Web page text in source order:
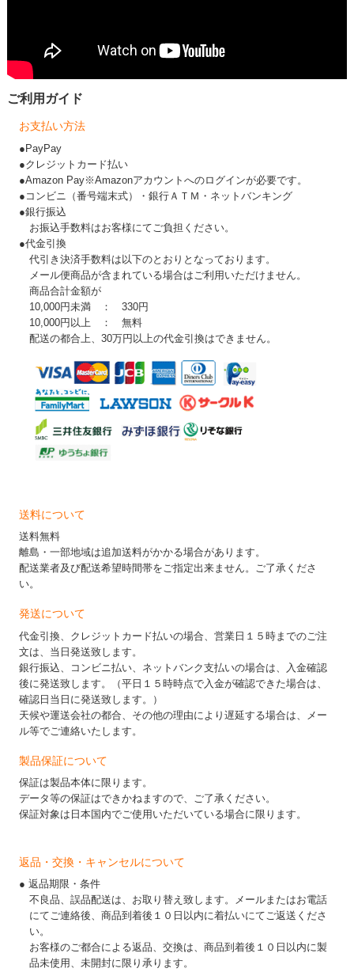
ご利用ガイド
お支払い方法
●PayPay
●クレジットカード払い
●Amazon Pay※Amazonアカウントへのログインが必要です。
●コンビニ（番号端末式）・銀行ＡＴＭ・ネットバンキング
●銀行振込
お振込手数料はお客様にてご負担ください。
●代金引換
代引き決済手数料は以下のとおりとなっております。
メール便商品が含まれている場合はご利用いただけません。
商品合計金額が
10,000円未満 ： 330円
10,000円以上 ： 無料
配送の都合上、30万円以上の代金引換はできません。
送料について
送料無料
離島・一部地域は追加送料がかかる場合があります。
配送業者及び配送希望時間帯をご指定出来ません。ご了承くださ
い。
発送について
代金引換、クレジットカード払いの場合、営業日１５時までのご注
文は、当日発送致します。
銀行振込、コンビニ払い、ネットバンク支払いの場合は、入金確認
後に発送致します。（平日１５時時点で入金が確認できた場合は、
確認日当日に発送致します。）
天候や運送会社の都合、その他の理由により遅延する場合は、メー
ル等でご連絡いたします。
製品保証について
保証は製品本体に限ります。
データ等の保証はできかねますので、ご了承ください。
保証対象は日本国内でご使用いただいている場合に限ります。
返品・交換・キャンセルについて
● 返品期限・条件
不良品、誤品配送は、お取り替え致します。メールまたはお電話
にてご連絡後、商品到着後１０日以内に着払いにてご返送くださ
い。
お客様のご都合による返品、交換は、商品到着後１０日以内に製
品未使用、未開封に限り承ります。